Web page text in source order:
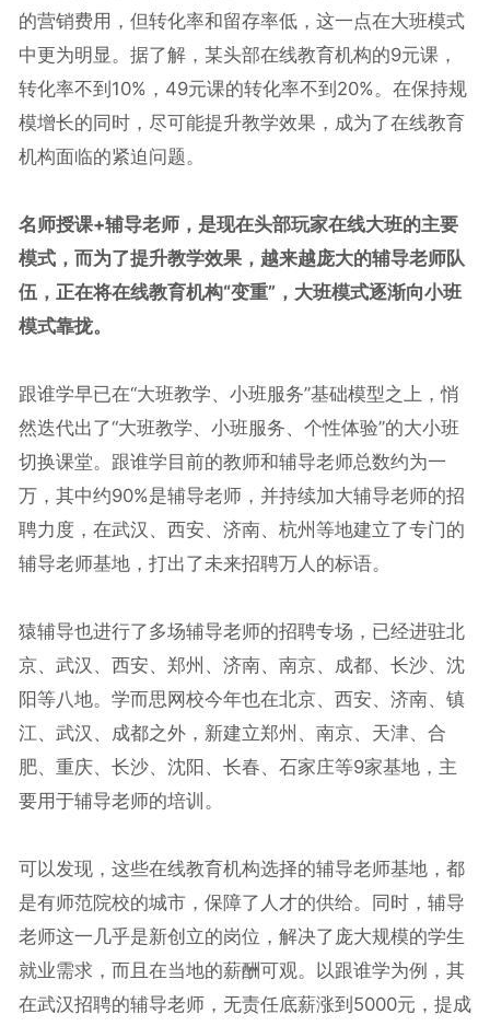
的营销费用，但转化率和留存率低，这一点在大班模式
中更为明显。据了解，某头部在线教育机构的9元课，
转化率不到10%，49元课的转化率不到20%。在保持规
模增长的同时，尽可能提升教学效果，成为了在线教育
机构面临的紧迫问题。
名师授课+辅导老师，是现在头部玩家在线大班的主要
模式，而为了提升教学效果，越来越庞大的辅导老师队
伍，正在将在线教育机构“变重”，大班模式逐渐向小班
模式靠拢。
跟谁学早已在“大班教学、小班服务”基础模型之上，悄
然迭代出了“大班教学、小班服务、个性体验”的大小班
切换课堂。跟谁学目前的教师和辅导老师总数约为一
万，其中约90%是辅导老师，并持续加大辅导老师的招
聘力度，在武汉、西安、济南、杭州等地建立了专门的
辅导老师基地，打出了未来招聘万人的标语。
猿辅导也进行了多场辅导老师的招聘专场，已经进驻北
京、武汉、西安、郑州、济南、南京、成都、长沙、沈
阳等八地。学而思网校今年也在北京、西安、济南、镇
江、武汉、成都之外，新建立郑州、南京、天津、合
肥、重庆、长沙、沈阳、长春、石家庄等9家基地，主
要用于辅导老师的培训。
可以发现，这些在线教育机构选择的辅导老师基地，都
是有师范院校的城市，保障了人才的供给。同时，辅导
老师这一几乎是新创立的岗位，解决了庞大规模的学生
就业需求，而且在当地的薪酬可观。以跟谁学为例，其
在武汉招聘的辅导老师，无责任底薪涨到5000元，提成